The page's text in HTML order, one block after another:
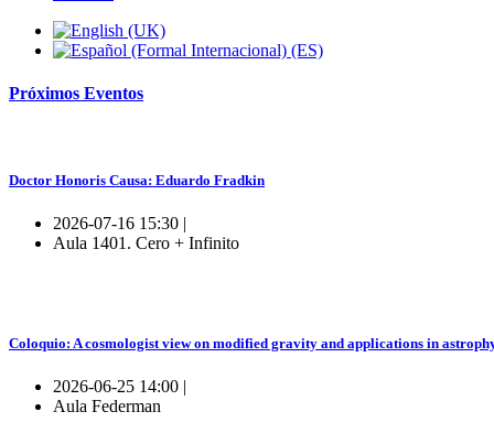
Próximos Eventos
Doctor Honoris Causa: Eduardo Fradkin
2026-07-16 15:30 |
Aula 1401. Cero + Infinito
Coloquio: A cosmologist view on modified gravity and applications in
2026-06-25 14:00 |
Aula Federman